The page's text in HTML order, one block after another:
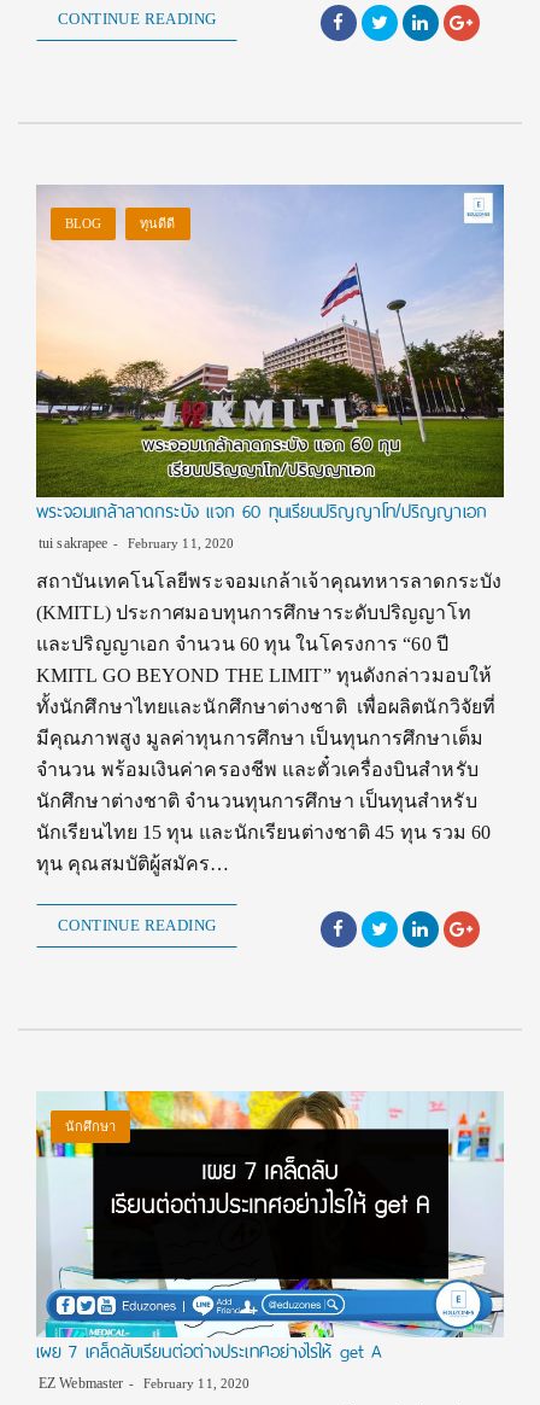
CONTINUE READING
BLOG ทุนดีดี
พระจอมเกล้าลาดกระบัง แจก 60 ทุนเรียนปริญญาโท/ปริญญาเอก
tui sakrapee February 11, 2020
สถาบันเทคโนโลยีพระจอมเกล้าเจ้าคุณทหารลาดกระบัง
(KMITL) ประกาศมอบทุนการศึกษาระดับปริญญาโท
และปริญญาเอก จำนวน 60 ทุน ในโครงการ “60 ปี
KMITL GO BEYOND THE LIMIT” ทุนดังกล่าวมอบให้
ทั้งนักศึกษาไทยและนักศึกษาต่างชาติ เพื่อผลิตนักวิจัยที่
มีคุณภาพสูง มูลค่าทุนการศึกษา เป็นทุนการศึกษาเต็ม
จำนวน พร้อมเงินค่าครองชีพ และตั๋วเครื่องบินสำหรับ
นักศึกษาต่างชาติ จำนวนทุนการศึกษา เป็นทุนสำหรับ
นักเรียนไทย 15 ทุน และนักเรียนต่างชาติ 45 ทุน รวม 60
ทุน คุณสมบัติผู้สมัคร…
CONTINUE READING
นักศึกษา
เผย 7 เคล็ดลับเรียนต่อต่างประเทศอย่างไรให้ get A
EZ Webmaster February 11, 2020